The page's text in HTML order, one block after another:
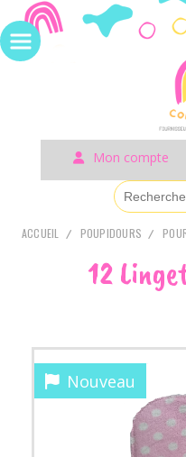
Mon compte
ACCUEIL POUPIDOURS
12
Nouveau
Panneau de gestion des cookies